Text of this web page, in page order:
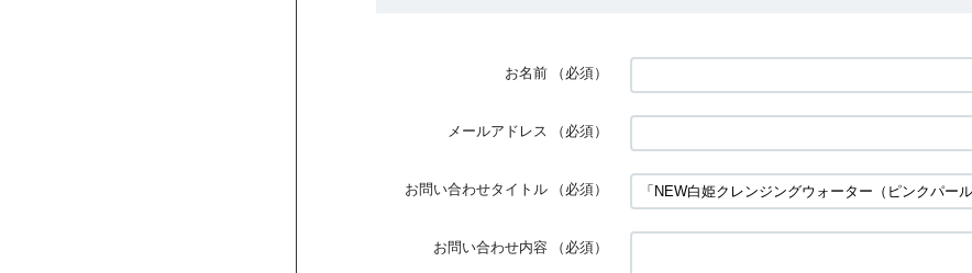
お名前 （必須）
メールアドレス （必須）
お問い合わせタイトル （必須）
お問い合わせ内容 （必須）